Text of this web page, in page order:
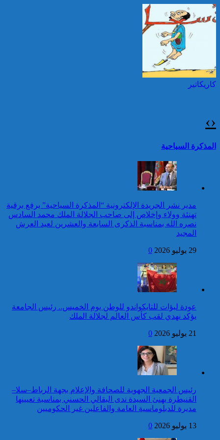
25 قتيلا و2823 جريحا
حصيلة حوادث السير
بالمناطق الحضرية خلال
الأسبوع المنصرم
بالمناطق الحضرية خلال
حصيلة حوادث السير
بالمناطق الحضرية خلال
الأسبوع المنصرم
الصحافة بواشنطن:المهاجم
كان يستهدف مسؤولين
حكوميين
السادس بمناسبة عيد العرش
المجيد
عيد العرش: برقية تهنئة إلى
جلالة الملك من الأمينة العامة
للمنظمة الدولية للفرانكفونية
برقية تهنئة إلى جلالة الملك
من رئيسة جمهورية الهند
بمناسبة عيد العرش المجيد
من الأمين العام لمنظمة
الأمم المتحدة بمناسبة عيد
توقيف شخصين هددا شرطيا
بسكينين خلال محاولة سرقة ليلا
تقرير: 67,7% من الأشخاص في
وضعية إعاقة لم يبلغوا أي مستوى
المديرية العامة للأمن الوطني تؤكد
بريطانية بشأن “اعتقال” مواطن
بريطاني عارية من الصحة
توقيف شخص للاشتباه في تورطه
في ارتكاب جريمة السرقة
المقرونة بالضرب والجرح المفضي
للموت كان ضحيتها مواطن أجنبي
بتارودانت
كاريكاتير
كاريكاتير
كاريكاتير
‹
›
المذكرة السياحية
مدير نشر الجريدة الإلكترونية “المذكرة السياحية” يرفع برقية
تهنئة وولاء وإخلاص إلى صاحب الجلالة الملك محمد السادس
نصره الله بمناسبة الذكرى السابعة والعشرين لعيد العرش
المجيد
29 يوليو 2026 0
عودة لبؤات للتايكواندو للوطن يوم الخميس.. رئيس الجامعة
يؤكد نهدي لقب كأس العالم لجلالة الملك
21 يوليو 2026 0
رئيس الجمعية الجهوية للصحافة والإعلام بجهة الرباط–سلا–
القنيطرة يهنئ السيدة ندى البقالي الحسني بمناسبة تعيينها
مديرة للدبلوماسية العامة والفاعلين غير الحكوميين
13 يوليو 2026 0